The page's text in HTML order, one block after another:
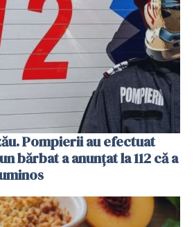
Pompierii au efectuat
bărbat a anunțat la 112 că a